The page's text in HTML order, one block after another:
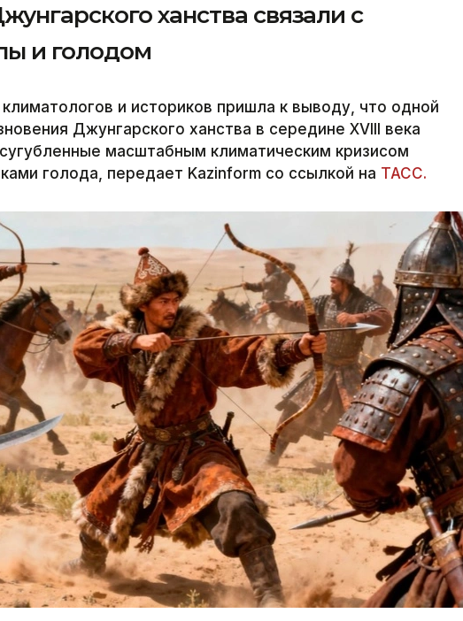
ханства связали с
и голодом
и историков пришла к выводу, что одной
Джунгарского ханства в середине XVIII века
масштабным климатическим кризисом
голода, передает Kazinform со ссылкой на ТАСС.